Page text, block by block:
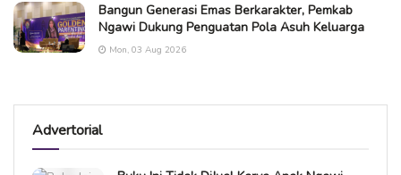
Bangun Generasi Emas Berkarakter, Pemkab
Ngawi Dukung Penguatan Pola Asuh Keluarga
Mon, 03 Aug 2026
Advertorial